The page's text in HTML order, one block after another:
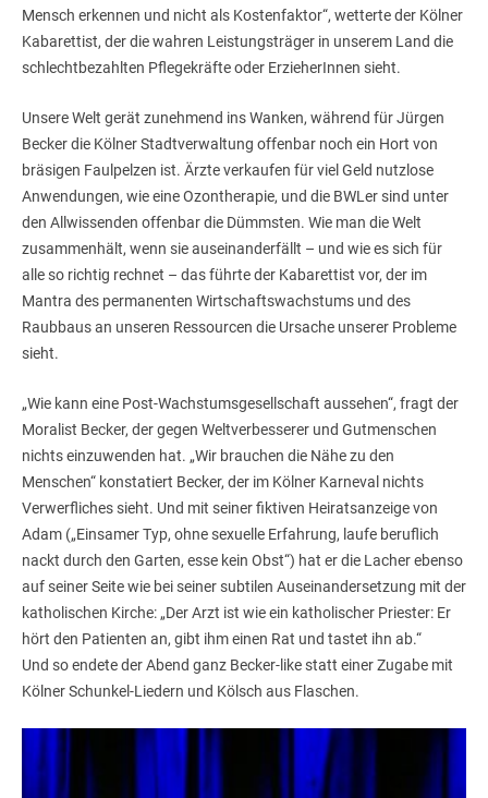
Mensch erkennen und nicht als Kostenfaktor“, wetterte der Kölner
Kabarettist, der die wahren Leistungsträger in unserem Land die
schlechtbezahlten Pflegekräfte oder ErzieherInnen sieht.
Unsere Welt gerät zunehmend ins Wanken, während für Jürgen
Becker die Kölner Stadtverwaltung offenbar noch ein Hort von
bräsigen Faulpelzen ist. Ärzte verkaufen für viel Geld nutzlose
Anwendungen, wie eine Ozontherapie, und die BWLer sind unter
den Allwissenden offenbar die Dümmsten. Wie man die Welt
zusammenhält, wenn sie auseinanderfällt – und wie es sich für
alle so richtig rechnet – das führte der Kabarettist vor, der im
Mantra des permanenten Wirtschaftswachstums und des
Raubbaus an unseren Ressourcen die Ursache unserer Probleme
sieht.
„Wie kann eine Post-Wachstumsgesellschaft aussehen“, fragt der
Moralist Becker, der gegen Weltverbesserer und Gutmenschen
nichts einzuwenden hat. „Wir brauchen die Nähe zu den
Menschen“ konstatiert Becker, der im Kölner Karneval nichts
Verwerfliches sieht. Und mit seiner fiktiven Heiratsanzeige von
Adam („Einsamer Typ, ohne sexuelle Erfahrung, laufe beruflich
nackt durch den Garten, esse kein Obst“) hat er die Lacher ebenso
auf seiner Seite wie bei seiner subtilen Auseinandersetzung mit der
katholischen Kirche: „Der Arzt ist wie ein katholischer Priester: Er
hört den Patienten an, gibt ihm einen Rat und tastet ihn ab.“
Und so endete der Abend ganz Becker-like statt einer Zugabe mit
Kölner Schunkel-Liedern und Kölsch aus Flaschen.